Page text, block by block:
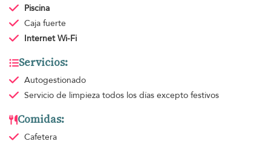
Piscina
Caja fuerte
Internet Wi-Fi
Servicios:
Autogestionado
Servicio de limpieza todos los días excepto festivos
Comidas:
Cafetera